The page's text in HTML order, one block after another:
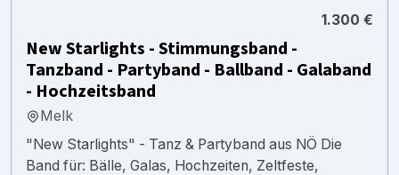
1.300 €
New Starlights - Stimmungsband -
Tanzband - Partyband - Ballband - Galaband
- Hochzeitsband
Melk
"New Starlights" - Tanz & Partyband aus NÖ Die
Band für: Bälle, Galas, Hochzeiten, Zeltfeste,